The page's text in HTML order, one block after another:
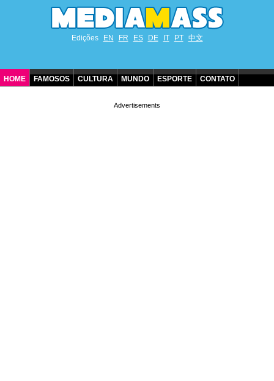
Edições EN FR ES DE IT PT 中文
HOME FAMOSOS CULTURA MUNDO ESPORTE CONTATO